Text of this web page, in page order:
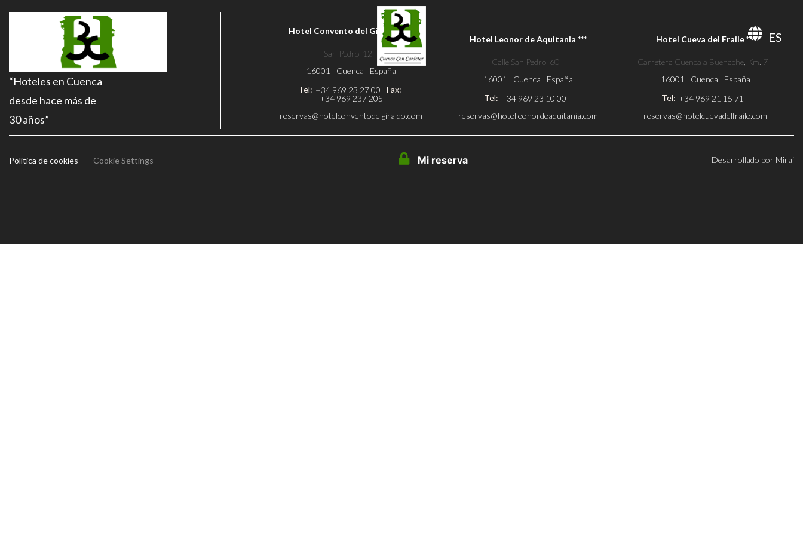
ES
“Hoteles en Cuenca
desde hace más de
30 años”
Hotel Convento del Giraldo ****
San Pedro, 12
16001
Cuenca
España
Tel: +34 969 23 27 00
Fax:
+34 969 237 205
reservas@hotelconventodelgiraldo.com
Hotel Leonor de Aquitania ***
Calle San Pedro, 60
16001
Cuenca
España
Tel: +34 969 23 10 00
reservas@hotelleonordeaquitania.com
Hotel Cueva del Fraile ***
Carretera Cuenca a Buenache, Km. 7
16001
Cuenca
España
Tel: +34 969 21 15 71
reservas@hotelcuevadelfraile.com
Política de cookies Cookie Settings Mi reserva Desarrollado por Mirai